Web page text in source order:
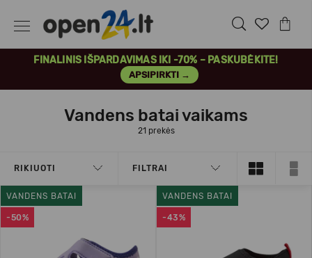
FINALINIS IŠPARDAVIMAS IKI -70% – PASKUBĖKITE!
APSIPIRKTI →
Vandens batai vaikams
21 prekės
RIKIUOTI FILTRAI
-50%
VANDENS BATAI
-43%
VANDENS BATAI